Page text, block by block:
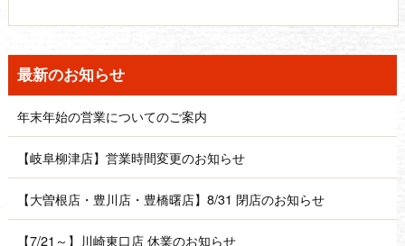
最新のお知らせ
年末年始の営業についてのご案内
【岐阜柳津店】営業時間変更のお知らせ
【大曽根店・豊川店・豊橋曙店】8/31 閉店のお知らせ
【7/21～】川崎東口店 休業のお知らせ